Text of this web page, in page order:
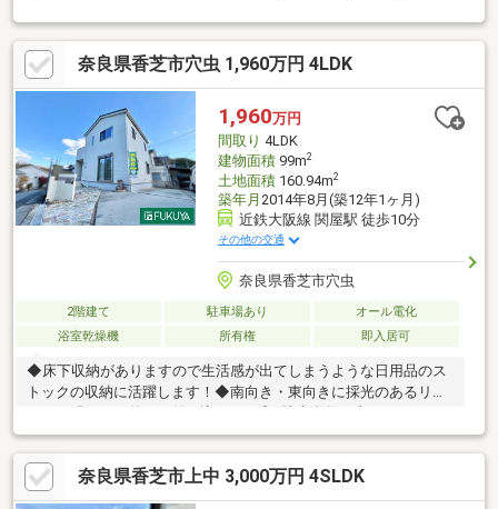
って駐車出来ますね♪◆床下収納がありますので生活感が出てし
まうような日用品のストックの収納に活躍します！※駐車台数は
車種による※写真中の家具等の調度品は販売対象に含まれていま
せん。【物件の特徴】システムキッチン、陽当り良好、駐車２台
可、山が見える、ＬＤＫ１５畳以上、前道６ｍ以上、和室、対面
式キッチン、トイレ２ヶ所、２階建、東南向き、温水洗浄便座、
床下収納、浴室に窓、吹抜け、通風良好、眺望良好、都市ガス、
奈良県香芝市穴虫 1,960万円 4LDK
1,960万円
間取り 4LDK
建物面積99m2
土地面積160.94m2
築年月 2014年8月(築12年1ヶ月)
近鉄大阪線 関屋駅 徒歩10分
その他の交通
奈良県香芝市穴虫
2階建て 駐車場あり
オール電化
浴室乾燥機
所有権 即入居可
◆床下収納がありますので生活感が出てしまうような日用品のス
トックの収納に活躍します！◆南向き・東向きに採光のあるリビ
写真中の家具等の調度品は販売対象に含まれません。【物件の特
徴】山が見える、２階建、陽当り良好、トイレ２ヶ所、通風良
好、太陽光発電システム、即引渡可、浴室乾燥機、南側道路面
す、角地、庭、オートバス、温水洗浄便座、床下収納、浴室に
奈良県香芝市上中 3,000万円 4SLDK